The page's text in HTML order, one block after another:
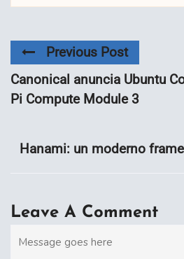
Previous Post
Canonical anuncia Ubuntu
Pi Compute Module 3
Hanami: un moderno
Leave A Comment